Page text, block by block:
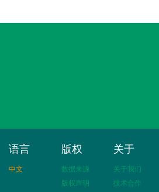
语言
中文
版权
数据来源
版权声明
关于
关于我们
技术合作